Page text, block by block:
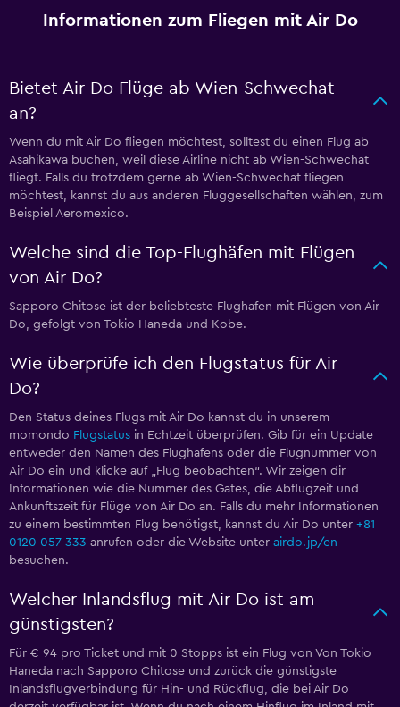
Informationen zum Fliegen mit Air Do
Bietet Air Do Flüge ab Wien-Schwechat
an?
Wenn du mit Air Do fliegen möchtest, solltest du einen Flug ab
Asahikawa buchen, weil diese Airline nicht ab Wien-Schwechat
fliegt. Falls du trotzdem gerne ab Wien-Schwechat fliegen
möchtest, kannst du aus anderen Fluggesellschaften wählen, zum
Beispiel Aeromexico.
Welche sind die Top-Flughäfen mit Flügen
von Air Do?
Sapporo Chitose ist der beliebteste Flughafen mit Flügen von Air
Do, gefolgt von Tokio Haneda und Kobe.
Wie überprüfe ich den Flugstatus für Air
Do?
Den Status deines Flugs mit Air Do kannst du in unserem
momondo Flugstatus in Echtzeit überprüfen. Gib für ein Update
entweder den Namen des Flughafens oder die Flugnummer von
Air Do ein und klicke auf „Flug beobachten“. Wir zeigen dir
Informationen wie die Nummer des Gates, die Abflugzeit und
Ankunftszeit für Flüge von Air Do an. Falls du mehr Informationen
zu einem bestimmten Flug benötigst, kannst du Air Do unter +81
0120 057 333 anrufen oder die Website unter airdo.jp/en
besuchen.
Welcher Inlandsflug mit Air Do ist am
günstigsten?
Für € 94 pro Ticket und mit 0 Stopps ist ein Flug von Von Tokio
Haneda nach Sapporo Chitose und zurück die günstigste
Inlandsflugverbindung für Hin- und Rückflug, die bei Air Do